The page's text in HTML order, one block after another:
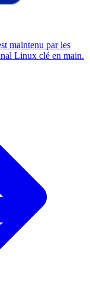
maintenu par les
Linux clé en main.